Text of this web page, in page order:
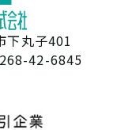
下丸子401
42-6845